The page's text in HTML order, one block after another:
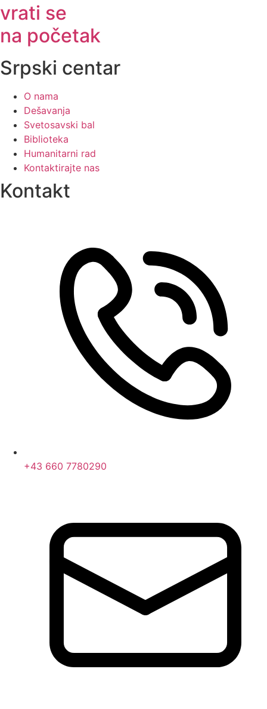
vrati se
na početak
Srpski centar
O nama
Dešavanja
Svetosavski bal
Biblioteka
Humanitarni rad
Kontaktirajte nas
Kontakt
+43 660 7780290